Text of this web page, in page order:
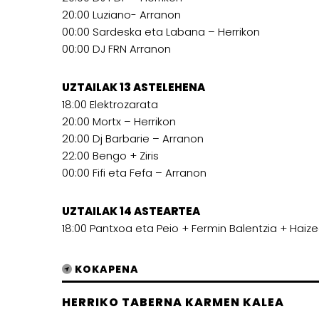
20:00 Luziano- Arranon
00:00 Sardeska eta Labana – Herrikon
00:00 DJ FRN Arranon
UZTAILAK 13 ASTELEHENA
18:00 Elektrozarata
20:00 Mortx – Herrikon
20:00 Dj Barbarie – Arranon
22:00 Bengo + Ziris
00:00 Fifi eta Fefa – Arranon
UZTAILAK 14 ASTEARTEA
18:00 Pantxoa eta Peio + Fermin Balentzia +
KOKAPENA
HERRIKO TABERNA KARMEN KALEA